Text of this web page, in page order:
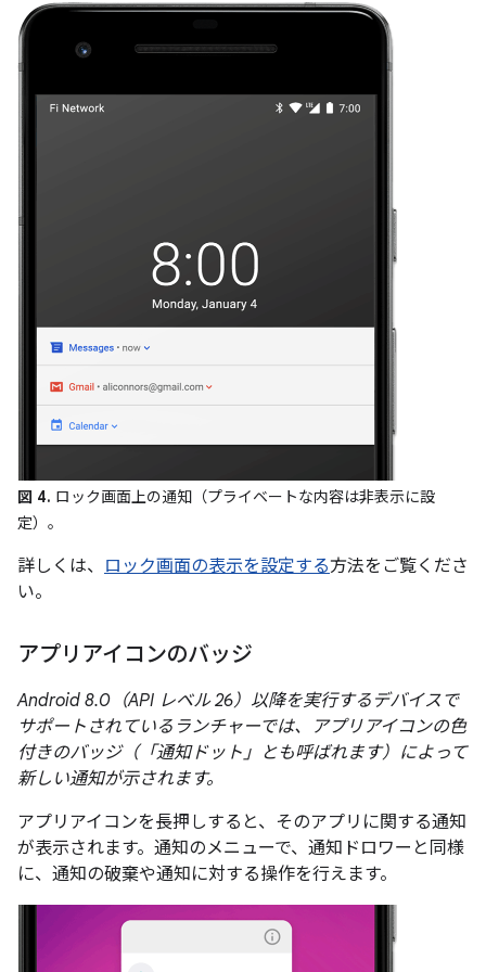
図 4. ロック画面上の通知（プライベートな内容は非表示に設
定）。
詳しくは、 ロック画面の表示を設定する方法をご覧くださ
い。
アプリアイコンのバッジ
Android 8.0（API レベル 26）以降を実行するデバイスで
サポートされているランチャーでは、アプリアイコンの色
付きのバッジ（「通知ドット」とも呼ばれます）によって
新しい通知が示されます。
アプリアイコンを長押しすると、そのアプリに関する通知
が表示されます。通知のメニューで、通知ドロワーと同様
に、通知の破棄や通知に対する操作を行えます。